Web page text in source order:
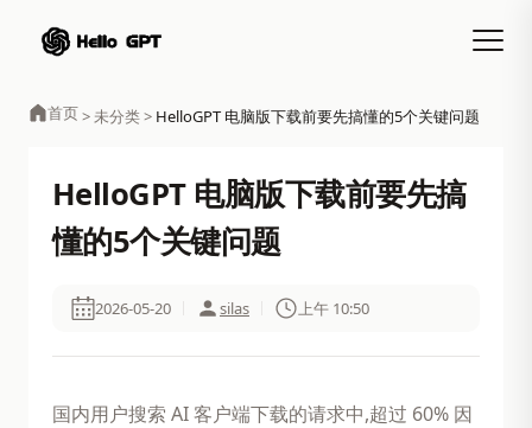
首页>未分类> HelloGPT 电脑版下载前要先搞懂的5个关键问题
HelloGPT 电脑版下载前要先搞
懂的5个关键问题
2026-05-20 silas 上午 10:50
国内用户搜索 AI 客户端下载的请求中,超过 60% 因